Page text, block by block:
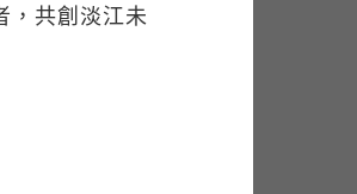
，共創淡江未